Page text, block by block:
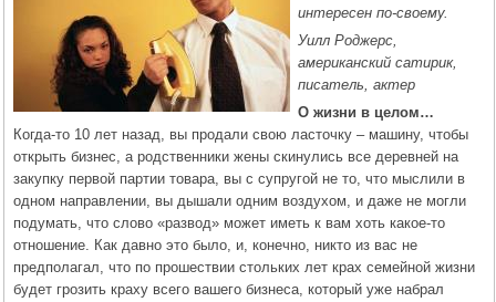
интересен по-своему.
Уилл Роджерс,
американский сатирик,
писатель, актер
О жизни в целом…
Когда-то 10 лет назад, вы продали свою ласточку – машину, чтобы
открыть бизнес, а родственники жены скинулись все деревней на
закупку первой партии товара, вы с супругой не то, что мыслили в
одном направлении, вы дышали одним воздухом, и даже не могли
подумать, что слово «развод» может иметь к вам хоть какое-то
отношение. Как давно это было, и, конечно, никто из вас не
предполагал, что по прошествии стольких лет крах семейной жизни
будет грозить краху всего вашего бизнеса, который уже набрал